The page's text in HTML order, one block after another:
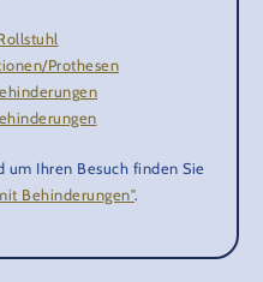
Prothesen
Ihren Besuch finden Sie
Behinderungen".